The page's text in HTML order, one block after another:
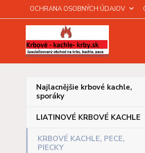
OCHRANA OSOBNÝCH ÚDAJOV
Najlacnějšie krbové kachle,
sporáky
LIATINOVÉ KRBOVÉ KACHLE
KRBOVÉ KACHLE, PECE,
PIECKY